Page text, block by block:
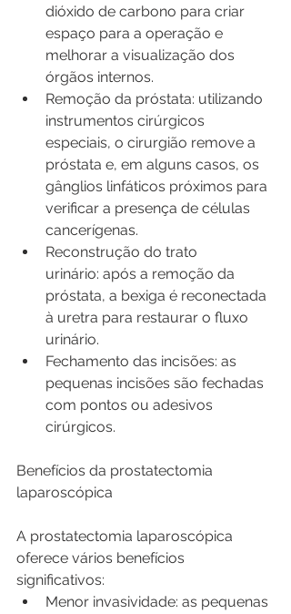
dióxido de carbono para criar
espaço para a operação e
melhorar a visualização dos
órgãos internos.
Remoção da próstata: utilizando
instrumentos cirúrgicos
especiais, o cirurgião remove a
próstata e, em alguns casos, os
gânglios linfáticos próximos para
verificar a presença de células
cancerígenas.
Reconstrução do trato
urinário: após a remoção da
próstata, a bexiga é reconectada
à uretra para restaurar o fluxo
urinário.
Fechamento das incisões: as
pequenas incisões são fechadas
com pontos ou adesivos
cirúrgicos.
Benefícios da prostatectomia
laparoscópica
A prostatectomia laparoscópica
oferece vários benefícios
significativos:
Menor invasividade: as pequenas